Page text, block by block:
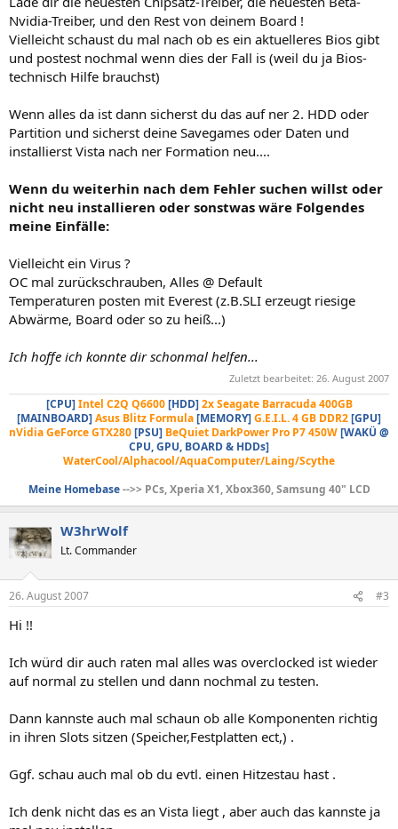
Nvidia-Treiber, und den Rest von deinem Board !
Vielleicht schaust du mal nach ob es ein aktuelleres Bios gibt
und postest nochmal wenn dies der Fall is (weil du ja Bios-
technisch Hilfe brauchst)
Wenn alles da ist dann sicherst du das auf ner 2. HDD oder
Partition und sicherst deine Savegames oder Daten und
installierst Vista nach ner Formation neu....
Wenn du weiterhin nach dem Fehler suchen willst oder
nicht neu installieren oder sonstwas wäre Folgendes
meine Einfälle:
Vielleicht ein Virus ?
OC mal zurückschrauben, Alles @ Default
Temperaturen posten mit Everest (z.B.SLI erzeugt riesige
Abwärme, Board oder so zu heiß...)
Ich hoffe ich konnte dir schonmal helfen...
Zuletzt bearbeitet: 26. August 2007
[CPU]Intel C2Q Q6600[HDD]2x Seagate Barracuda 400GB
[MAINBOARD]Asus Blitz Formula[MEMORY]G.E.I.L. 4 GB DDR2[GPU]
nVidia GeForce GTX280[PSU] BeQuiet DarkPower Pro P7 450W[WAKÜ @
CPU, GPU, BOARD & HDDs]
WaterCool/Alphacool/AquaComputer/Laing/Scythe
Meine Homebase-->> PCs, Xperia X1, Xbox360, Samsung 40" LCD
W3hrWolf
Lt. Commander
26. August 2007 #3
Hi !!
Ich würd dir auch raten mal alles was overclocked ist wieder
auf normal zu stellen und dann nochmal zu testen.
Dann kannste auch mal schaun ob alle Komponenten richtig
in ihren Slots sitzen (Speicher,Festplatten ect,) .
Ggf. schau auch mal ob du evtl. einen Hitzestau hast .
Ich denk nicht das es an Vista liegt , aber auch das kannste ja